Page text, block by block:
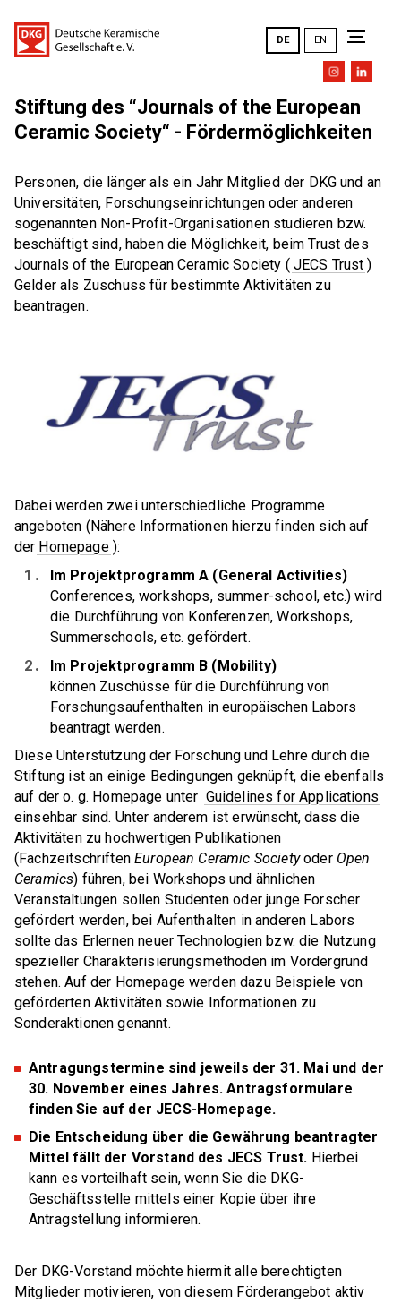
DE EN
Die DKG
Ziele und Aufgaben
DKG-Leitbild
DKG-Jahrestagungen _ Übersicht
Geschichte
Vorstand
Präsidium
Satzung
Beitragsordnung
Sicherung guter wissenschaftlicher Praxis
Compliance Programm
Gender Equality Plan
DKG-Vertrauensperson
Tätigkeitsberichte
Forschung und Entwicklung
DKG-Cloud
Referate und Publikationen
News
Veranstaltungen
Ausschüsse
FACHAUSSCHÜSSE (FA)
DKG FA 2 "Rohstoffe"
DKG FA 3 "Verfahrenstechnik"
DKG FA 4 "Thermische Prozesse"
DKG FA 6 "Material- und Prozessdiagnostik"
DKG TFA 6-1 "Charakterisierung poröser
Keramiken"
DKG TFA 6-2 "Thermomechanische
Eigenschaften"
DKG FA 7 "Geschichte der Keramik"
FACHGEBIETE (FG)
DKG FG 1 "Strukturkeramik"
DKG FG 2 "Keramik für die Elektrotechnik und
Sensortechnik"
DKG FG 3 "Keramik für Energieanwendungen"
DKG FG 5 "Silikatkeramik"
DKG FG 6 "Keramik in der Umwelttechnik"
DKG FG 7 "Biokeramik"
DKG FG 8 "Keramik für die Optik"
GA Feuerfest
GA Glasig-kristalline Multifunktionswerkstoffe
GA Hochleistungskeramik
GA Keramik-Metall-Verbindungen
GA Pulvermetallurgie
GAK Umwelt- und Arbeitsschutz
Alle Veranstaltungen
Kongress / Tagung
Fortbildungsseminar
Ausschuss / Arbeitskreis
Messe
Design / Kunst / Kultur
Webmeetings / Webkonferenzen
Mitglieder
PERSÖNLICHE MITGLIEDSCHAFT
Doppelmitgliedschaft
DER KERAMISCHE NACHWUCHS
Studierende / Jungakademiker
Firmen
Hochschulen & Institute
Verbände
Jobs & Ausbildung
JOBS
Aktuelle Stellenanzeigen
Anzeigen schalten
AUS- UND WEITERBILDUNG
Aus- und Weiterbildung
Marktplatz
Marktplatz
Stiftung des “Journals of the European
Ceramic Society“ - Fördermöglichkeiten
Personen, die länger als ein Jahr Mitglied der DKG und an
Universitäten, Forschungseinrichtungen oder anderen
sogenannten Non-Profit-Organisationen studieren bzw.
beschäftigt sind, haben die Möglichkeit, beim Trust des
Journals of the European Ceramic Society ( JECS Trust )
Gelder als Zuschuss für bestimmte Aktivitäten zu
beantragen.
Dabei werden zwei unterschiedliche Programme
angeboten (Nähere Informationen hierzu finden sich auf
der Homepage ):
Im Projektprogramm A (General Activities)
Conferences, workshops, summer-school, etc.) wird
die Durchführung von Konferenzen, Workshops,
Summerschools, etc. gefördert.
Im Projektprogramm B (Mobility)
können Zuschüsse für die Durchführung von
Forschungsaufenthalten in europäischen Labors
beantragt werden.
Diese Unterstützung der Forschung und Lehre durch die
Stiftung ist an einige Bedingungen geknüpft, die ebenfalls
auf der o. g. Homepage unter Guidelines for Applications
einsehbar sind. Unter anderem ist erwünscht, dass die
Aktivitäten zu hochwertigen Publikationen
(FachzeitschriftenEuropean Ceramic Societyoder Open
Ceramics) führen, bei Workshops und ähnlichen
Veranstaltungen sollen Studenten oder junge Forscher
gefördert werden, bei Aufenthalten in anderen Labors
sollte das Erlernen neuer Technologien bzw. die Nutzung
spezieller Charakterisierungsmethoden im Vordergrund
stehen. Auf der Homepage werden dazu Beispiele von
geförderten Aktivitäten sowie Informationen zu
Sonderaktionen genannt.
Antragungstermine sind jeweils der 31. Mai und der
30. November eines Jahres. Antragsformulare
finden Sie auf der JECS-Homepage.
Die Entscheidung über die Gewährung beantragter
Mittel fällt der Vorstand des JECS Trust. Hierbei
kann es vorteilhaft sein, wenn Sie die DKG-
Geschäftsstelle mittels einer Kopie über ihre
Antragstellung informieren.
Der DKG-Vorstand möchte hiermit alle berechtigten
Mitglieder motivieren, von diesem Förderangebot aktiv